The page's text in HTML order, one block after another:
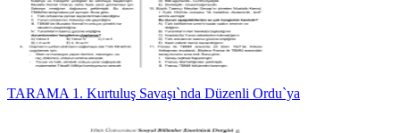
TARAMA 1. Kurtuluş Savaşı`nda Düzenli Ordu`ya